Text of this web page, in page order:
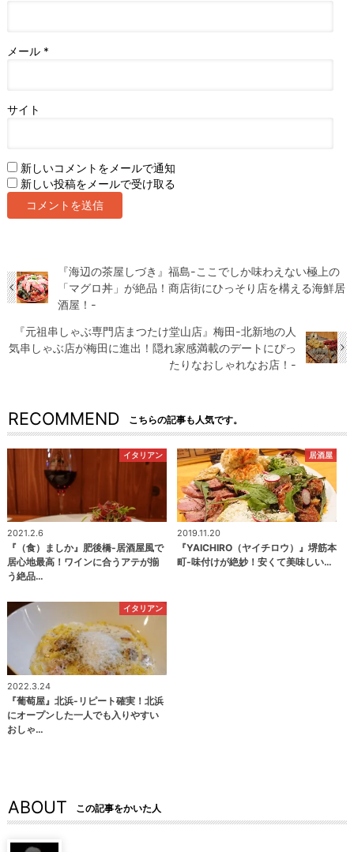
メール *
サイト
新しいコメントをメールで通知
新しい投稿をメールで受け取る
『海辺の茶屋しづき』福島-ここでしか味わえない極上の
「マグロ丼」が絶品！商店街にひっそり店を構える海鮮居
酒屋！-
『元祖串しゃぶ専門店まつたけ堂山店』梅田-北新地の人
気串しゃぶ店が梅田に進出！隠れ家感満載のデートにぴっ
たりなおしゃれなお店！-
RECOMMEND こちらの記事も人気です。
イタリアン
2021.2.6
『（食）ましか』肥後橋-居酒屋風で
居心地最高！ワインに合うアテが揃
う絶品…
居酒屋
2019.11.20
『YAICHIRO（ヤイチロウ）』堺筋本
町-味付けが絶妙！安くて美味しい…
イタリアン
2022.3.24
『葡萄屋』北浜-リピート確実！北浜
にオープンした一人でも入りやすい
おしゃ…
ABOUT この記事をかいた人